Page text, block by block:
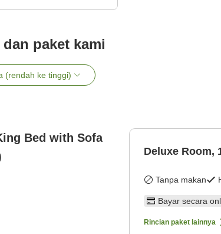
paket kami
(rendah ke tinggi)
Bed with Sofa
Deluxe Room,
Tanpa makan
Bayar secara
Rincian paket lainnya